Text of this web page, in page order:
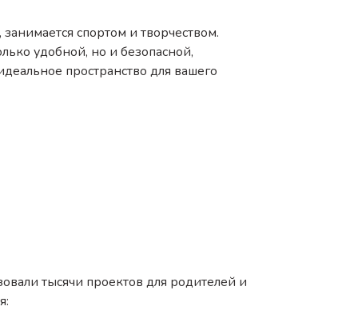
спортом и творчеством.
удобной, но и безопасной,
пространство для вашего
тысячи проектов для родителей и